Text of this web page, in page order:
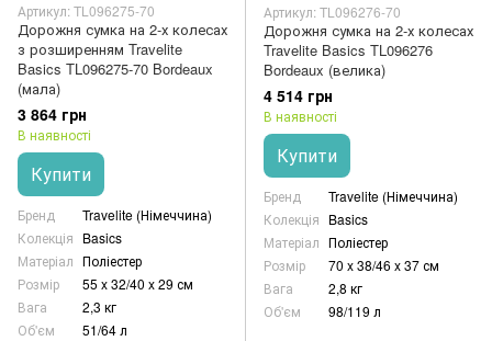
Артикул: TL096275-70
Дорожня сумка на 2-х колесах
з розширенням Travelite
Basics TL096275-70 Bordeaux
(мала)
3 864 грн
В наявності
Купити
Бренд
Travelite (Німеччина)
Колекція Basics
Матеріал Поліестер
Розмір
55 x 32/40 x 29 см
Вага
2,3 кг
Об'єм
51/64 л
Артикул: TL096276-70
Дорожня сумка на 2-х колесах
Travelite Basics TL096276
Bordeaux (велика)
4 514 грн
В наявності
Купити
Бренд
Travelite (Німеччина)
Колекція Basics
Матеріал Поліестер
Розмір
70 x 38/46 x 37 см
Вага
2,8 кг
Об'єм
98/119 л